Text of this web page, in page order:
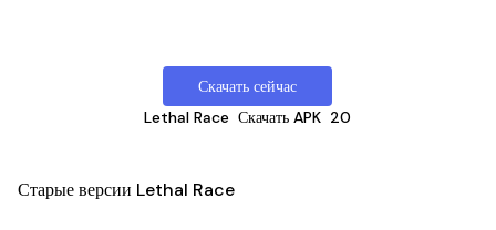
Скачать сейчас
Lethal Race Скачать APK 20
Старые версии Lethal Race